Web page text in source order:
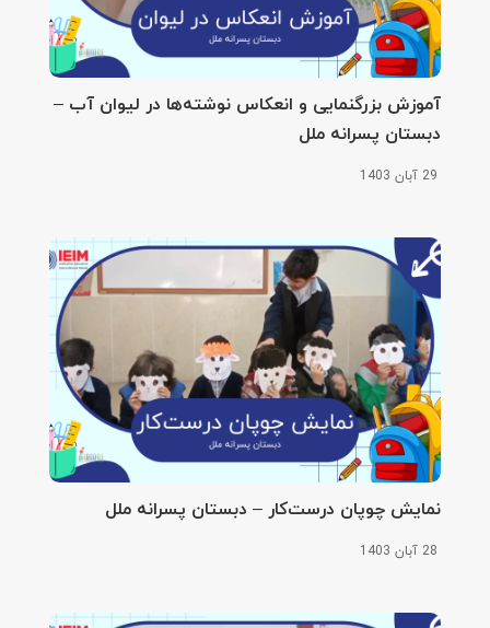
آموزش بزرگنمایی و انعکاس نوشته‌ها در لیوان آب –
دبستان پسرانه ملل
29 آبان 1403
نمایش چوپان درست‌کار – دبستان پسرانه ملل
28 آبان 1403